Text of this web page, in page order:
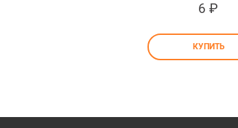
6 ₽
КУПИТЬ